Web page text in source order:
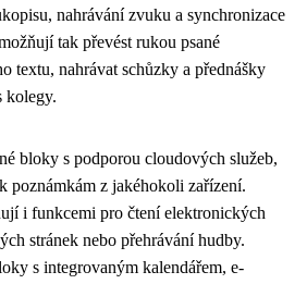
nahrávání zvuku a synchronizace
tak převést rukou psané
textu, nahrávat schůzky a přednášky
kolegy.
bloky s podporou cloudových služeb,
poznámkám z jakéhokoli zařízení.
i ​​funkcemi pro čtení elektronických
stránek nebo přehrávání hudby.
s integrovaným kalendářem, e-